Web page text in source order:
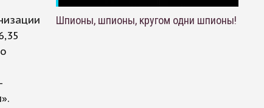
Шпионы, шпионы, кругом одни шпионы!